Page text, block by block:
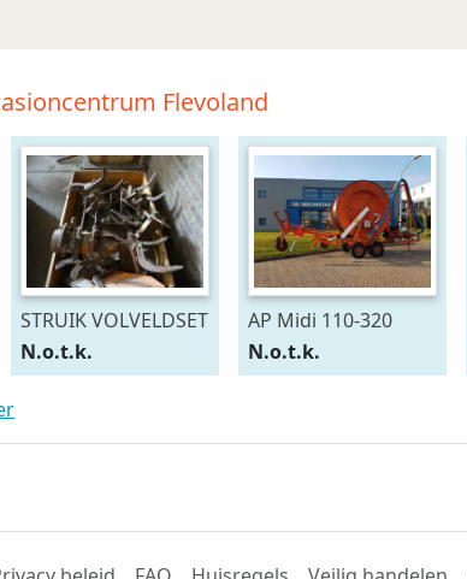
Flevoland
STRUIK VOLVELDSET
N.o.t.k.
AP Midi 110-320
N.o.t.k.